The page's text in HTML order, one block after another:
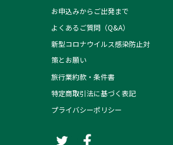
お申込みからご出発まで
よくあるご質問（Q&A）
新型コロナウイルス感染防止対
策とお願い
旅行業約款・条件書
特定商取引法に基づく表記
プライバシーポリシー